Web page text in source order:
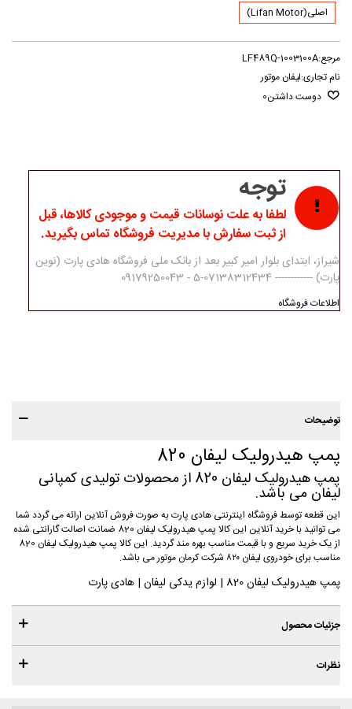
اصلی(Lifan Motor)
مرجع:LF489Q-1003100A
نام تجاری:لیفان موتور
دوست داشتن0
توجه
لطفا به علت نوسانات قیمت و موجودی کالاها، قبل
از ثبت سفارش با مدیریت فروشگاه تماس بگیرید.
شیراز، ابتدای بلوار امیر کبیر بعد از بانک ملی فروشگاه هادی پارت (نوین
پارت) ------------ 07138312434-5 - 09179250043
اطلاعات فروشگاه
توضیحات
پمپ هیدرولیک لیفان 820
پمپ هیدرولیک لیفان 820 از محصولات تولیدی کمپانی
لیفان می باشد.
این قطعه توسط فروشگاه اینترنتی هادی پارت به صورت فروش آنلاین ارائه می گردد شما
می توانید با خرید آنلاین این کالا پمپ هیدرولیک لیفان 820 ضمانت اصالت گارانتی شده
از یک خرید سریع و با قیمت مناسب بهره مند گردید. این کالا پمپ هیدرولیک لیفان 820
مناسب برای خودروی لیفان ۸۲۰ شرکت کرمان موتور می باشد.
پمپ هیدرولیک لیفان 820 | لوازم یدکی لیفان | هادی پارت
جزئیات محصول
نظرات